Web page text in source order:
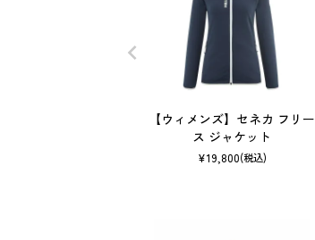
【ウィメンズ】セネカ フリー
ス ジャケット
¥19,800(税込)